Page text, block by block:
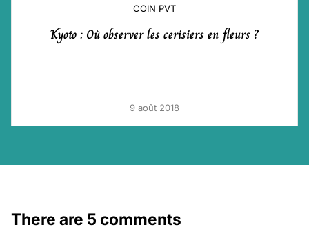
COIN PVT
Kyoto : Où observer les cerisiers en fleurs ?
9 août 2018
There are 5 comments